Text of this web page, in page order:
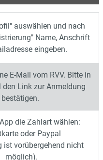
auswählen und nach
Name, Anschrift
eingeben.
E-Mail vom RVV. Bitte in
den Link zur Anmeldung
bestätigen.
die Zahlart wählen:
oder Paypal
ist vorübergehend nicht
möglich).